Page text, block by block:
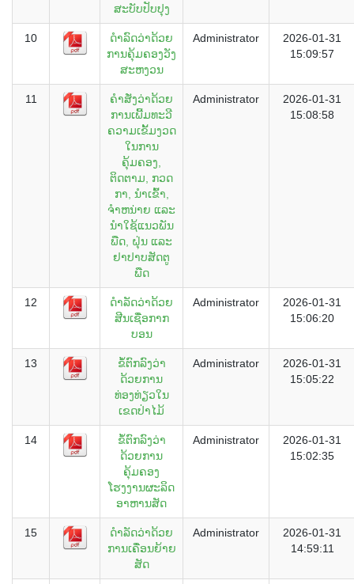
ສະບັບປັບປຸງ
10
ດໍາລົດວ່າດ້ວຍ
ການຄຸ້ມຄອງວັງ
ສະຫງວນ
Administrator
2026-01-31
15:09:57
11
ຄໍາສັ່ງວ່າດ້ວຍ
ການເພີ້ມທະວີ
ຄວາມເຂັ້ມງວດ
ໃນການ
ຄຸ້ມຄອງ,
ຕິດຕາມ, ກວດ
ກາ, ນໍາເຂົ້າ,
ຈໍາຫນ່າຍ ແລະ
ນໍາໃຊ້ແນວພັນ
ພືດ, ຝຸ່ນ ແລະ
ຢາປາບສັດຕູ
ພືດ
Administrator
2026-01-31
15:08:58
12
ດຳລັດວ່າດ້ວຍ
ສີນເຊື່ອກາກ
ບອນ
Administrator
2026-01-31
15:06:20
13
ຂໍ້ຕົກລົງວ່າ
ດ້ວຍການ
ທ່ອງທ່ຽວໃນ
ເຂດປ່າໄມ້
Administrator
2026-01-31
15:05:22
14
ຂໍ້ຕົກລົງວ່າ
ດ້ວຍການ
ຄຸ້ມຄອງ
ໂຮງງານຜະລິດ
ອາຫານສັດ
Administrator
2026-01-31
15:02:35
15
ດຳລັດວ່າດ້ວຍ
ການເຄື່ອນຍ້າຍ
ສັດ
Administrator
2026-01-31
14:59:11